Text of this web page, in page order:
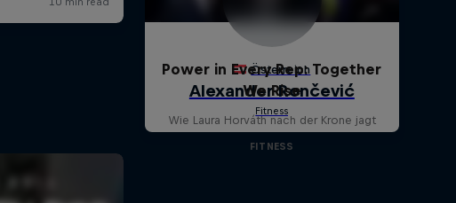
Power in Every Rep: Together
We Rise
Wie Laura Horváth nach der Krone jagt
FITNESS